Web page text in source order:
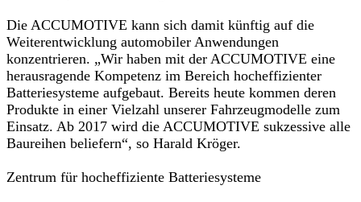
Die ACCUMOTIVE kann sich damit künftig auf die
Weiterentwicklung automobiler Anwendungen
konzentrieren. „Wir haben mit der ACCUMOTIVE eine
herausragende Kompetenz im Bereich hocheffizienter
Batteriesysteme aufgebaut. Bereits heute kommen deren
Produkte in einer Vielzahl unserer Fahrzeugmodelle zum
Einsatz. Ab 2017 wird die ACCUMOTIVE sukzessive alle
Baureihen beliefern“, so Harald Kröger.
Zentrum für hocheffiziente Batteriesysteme